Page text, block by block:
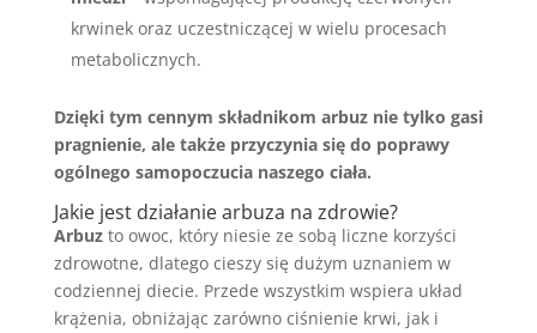
krwinek oraz uczestniczącej w wielu procesach
metabolicznych.
Dzięki tym cennym składnikom arbuz nie tylko gasi
pragnienie, ale także przyczynia się do poprawy
ogólnego samopoczucia naszego ciała.
Jakie jest działanie arbuza na zdrowie?
Arbuzto owoc, który niesie ze sobą liczne korzyści
zdrowotne, dlatego cieszy się dużym uznaniem w
codziennej diecie. Przede wszystkim wspiera układ
krążenia, obniżając zarówno ciśnienie krwi, jak i